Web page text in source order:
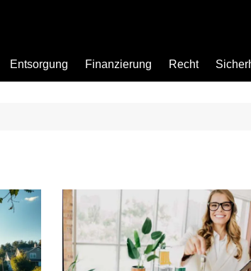
Garten
Küche
Entsorgung Finanzierung Recht